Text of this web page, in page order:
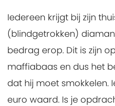
Iedereen krijgt bij zijn
(blindgetrokken)
bedrag erop. Dit is zijn
maffiabaas en dus het
dat hij moet smokkelen.
euro waard. Is je